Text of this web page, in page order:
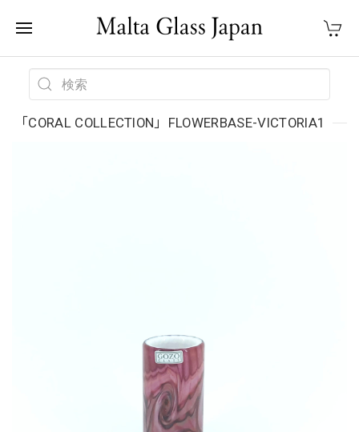
「CORAL COLLECTION」FLOWERBASE-VICTORIA1